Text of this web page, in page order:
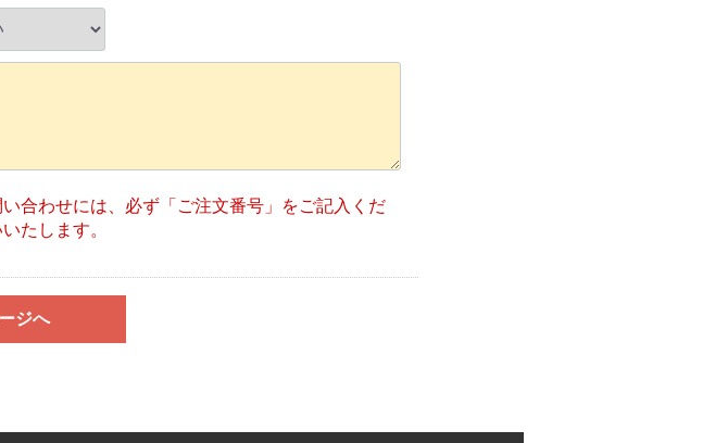
合わせには、必ず「ご注文番号」をご記入くだ
たします。
ジへ